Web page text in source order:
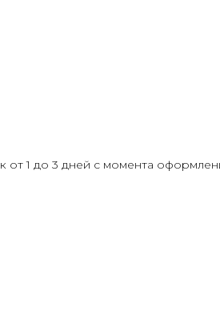
1 до 3 дней с момента